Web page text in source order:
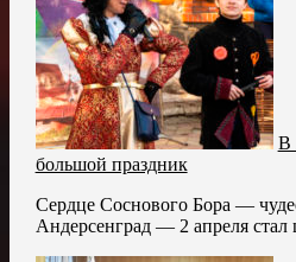
В
большой праздник
Сердце Соснового Бора —
Андерсенград — 2 апреля стал